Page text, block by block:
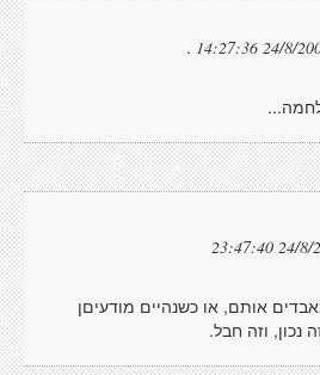
24/8/2006
.
24/8/2006
אותם, או כשנהיים מודעיםן
וזה חבל.